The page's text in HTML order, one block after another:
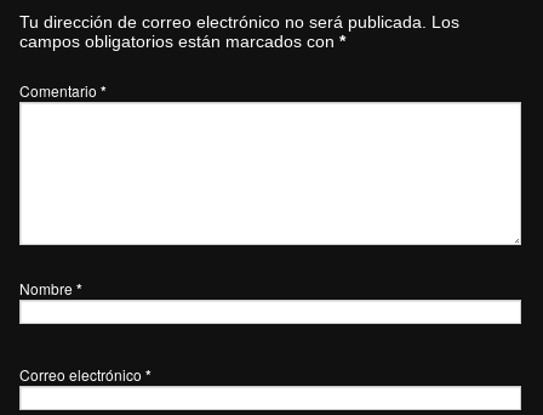
Tu dirección de correo electrónico no será publicada.
Los
campos obligatorios están marcados con *
Comentario *
Nombre *
Correo electrónico *